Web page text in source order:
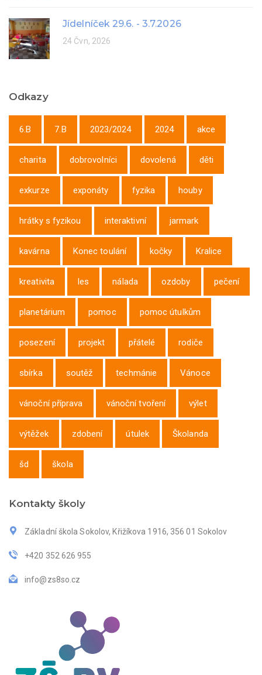
Jídelníček 29.6. - 3.7.2026
24 Čvn, 2026
Odkazy
6.B 7.B 2023/2024 2024 akce
charita dobrovolníci dovolená děti
exkurze exponáty fyzika houby
hrátky s fyzikou interaktivní jarmark
kavárna Konec toulání kočky Kralice
kreativita les nálada ozdoby pečení
planetárium pomoc pomoc útulkům
posezení projekt přátelé rodiče
sbírka soutěž techmánie Vánoce
vánoční příprava vánoční tvoření výlet
výtěžek zdobení útulek Školanda
šd škola
Kontakty školy
Základní škola Sokolov, Křižíkova 1916, 356 01 Sokolov
+420 352 626 955
info@zs8so.cz